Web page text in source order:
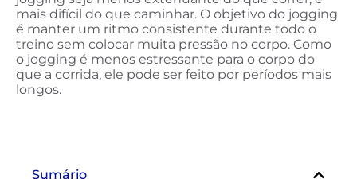
mais difícil do que caminhar. O objetivo do jogging
é manter um ritmo consistente durante todo o
treino sem colocar muita pressão no corpo. Como
o jogging é menos estressante para o corpo do
que a corrida, ele pode ser feito por períodos mais
longos.
Sumário